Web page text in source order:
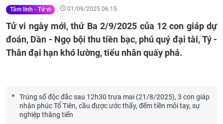
Tâm linh - Tử vi 01/09/2025 06:15
Tử vi ngày mới, thứ Ba 2/9/2025 của 12 con giáp dự
đoán, Dần - Ngọ bội thu tiền bạc, phú quý đại tài, Tý -
Thân đại hạn khó lường, tiểu nhân quấy phá.
Trúng số độc đắc sau 12h30 trưa mai (21/8/2025), 3 con giáp
nhận phúc Tổ Tiên, cầu được ước thấy, đếm tiền mỏi tay, sự
nghiệp thăng tiến